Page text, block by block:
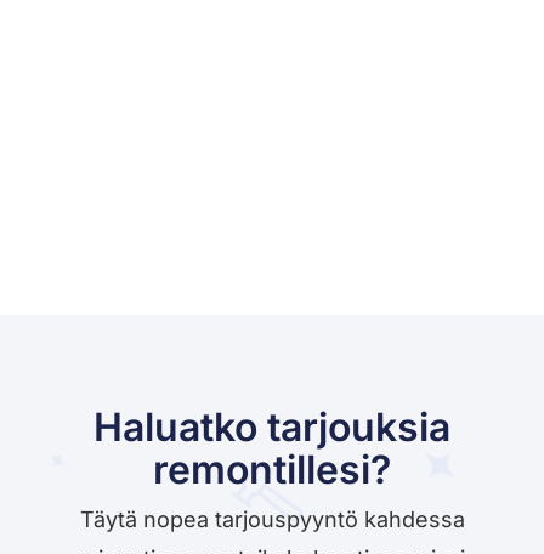
Haluatko tarjouksia
remontillesi?
Täytä nopea tarjouspyyntö kahdessa